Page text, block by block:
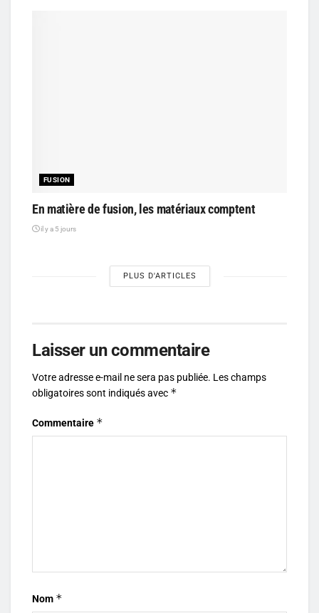
FUSION
En matière de fusion, les matériaux comptent
il y a 5 jours
PLUS D'ARTICLES
Laisser un commentaire
Votre adresse e-mail ne sera pas publiée. Les champs
obligatoires sont indiqués avec *
Commentaire *
Nom *